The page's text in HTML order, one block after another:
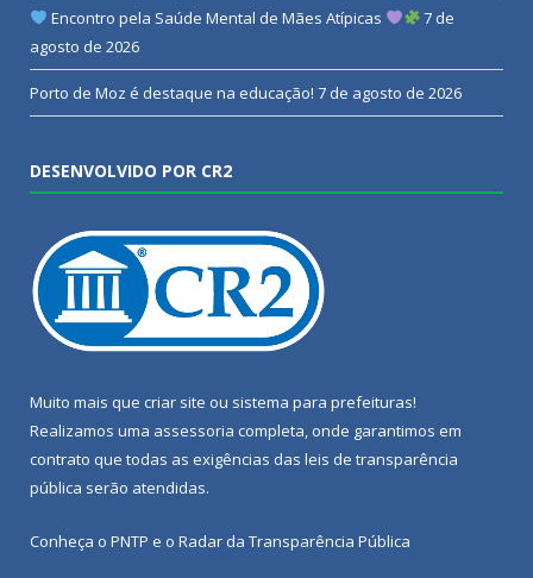
Encontro pela Saúde Mental de Mães Atípicas
7 de
agosto de 2026
Porto de Moz é destaque na educação! 7 de agosto de 2026
DESENVOLVIDO POR CR2
Muito mais que criar site ou sistema para prefeituras!
Realizamos uma assessoria completa, onde garantimos em
contrato que todas as exigências das leis de transparência
pública serão atendidas.
Conheça o PNTP e o Radar da Transparência Pública